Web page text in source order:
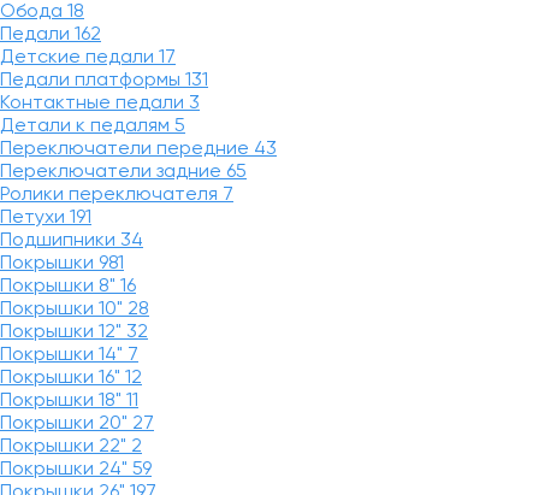
Обода 18
Педали 162
Детские педали 17
Педали платформы 131
Контактные педали 3
Детали к педалям 5
Переключатели передние 43
Переключатели задние 65
Ролики переключателя 7
Петухи 191
Подшипники 34
Покрышки 981
Покрышки 8" 16
Покрышки 10" 28
Покрышки 12" 32
Покрышки 14" 7
Покрышки 16" 12
Покрышки 18" 11
Покрышки 20" 27
Покрышки 22" 2
Покрышки 24" 59